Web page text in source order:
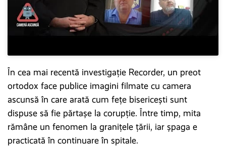
În cea mai recentă investigație Recorder, un preot
ortodox face publice imagini filmate cu camera
ascunsă în care arată cum fețe bisericești sunt
dispuse să fie părtașe la corupție. Între timp, mita
rămâne un fenomen la granițele țării, iar șpaga e
practicată în continuare în spitale.